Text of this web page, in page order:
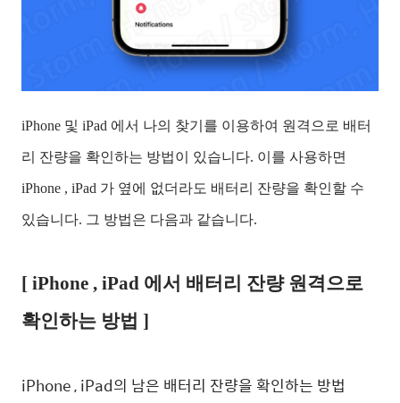
iPhone 및 iPad 에서 나의 찾기를 이용하여 원격으로 배터
리 잔량을 확인하는 방법이 있습니다. 이를 사용하면
iPhone , iPad 가 옆에 없더라도 배터리 잔량을 확인할 수
있습니다. 그 방법은 다음과 같습니다.
[ iPhone , iPad 에서 배터리 잔량 원격으로
확인하는 방법 ]
iPhone , iPad의 남은 배터리 잔량을 확인하는 방법